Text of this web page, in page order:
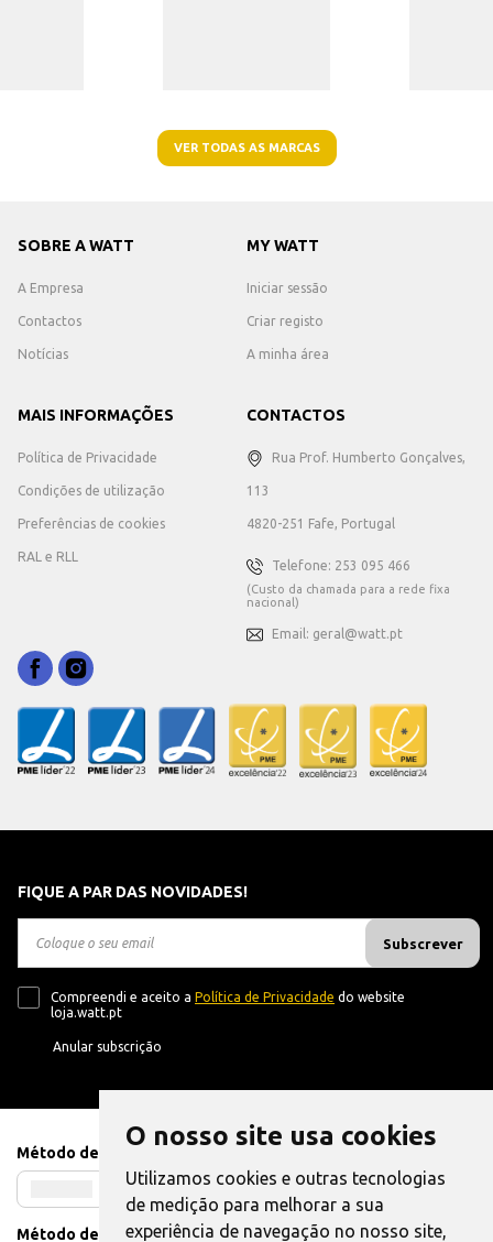
O nosso site usa cookies
Utilizamos cookies e outras tecnologias
de medição para melhorar a sua
experiência de navegação no nosso site,
VER TODAS AS MARCAS
SOBRE A WATT
A Empresa
Contactos
Notícias
MY WATT
Iniciar sessão
Criar registo
A minha área
MAIS INFORMAÇÕES
Política de Privacidade
Condições de utilização
Preferências de cookies
RAL e RLL
CONTACTOS
Rua Prof. Humberto Gonçalves,
113
4820-251 Fafe, Portugal
Telefone: 253 095 466
(Custo da chamada para a rede fixa
nacional)
Email: geral@watt.pt
FIQUE A PAR DAS NOVIDADES!
Subscrever
Compreendi e aceito a Política de Privacidade do website
loja.watt.pt
Anular subscrição
Método de Pagamento
Método de Envio